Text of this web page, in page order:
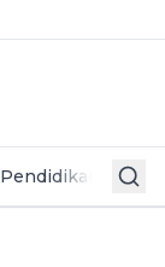
Pendidikan Politik